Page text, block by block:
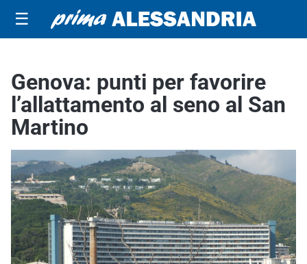
☰
Genova: punti per favorire
l’allattamento al seno al San
Martino